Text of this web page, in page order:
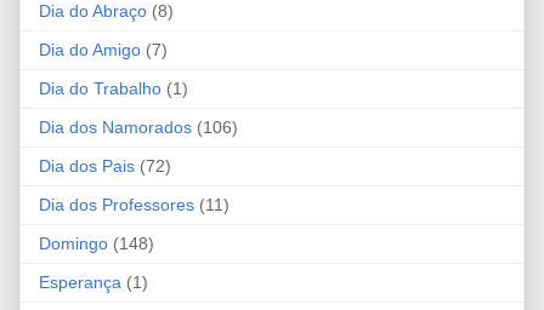
Dia do Abraço (8)
Dia do Amigo (7)
Dia do Trabalho (1)
Dia dos Namorados (106)
Dia dos Pais (72)
Dia dos Professores (11)
Domingo (148)
Esperança (1)